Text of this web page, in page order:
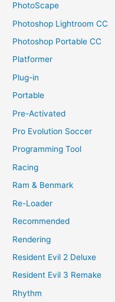
PhotoScape
Photoshop Lightroom CC
Photoshop Portable CC
Platformer
Plug-in
Portable
Pre-Activated
Pro Evolution Soccer
Programming Tool
Racing
Ram & Benmark
Re-Loader
Recommended
Rendering
Resident Evil 2 Deluxe
Resident Evil 3 Remake
Rhythm